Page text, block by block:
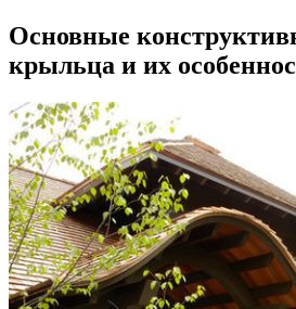
Основные
крыльца и их